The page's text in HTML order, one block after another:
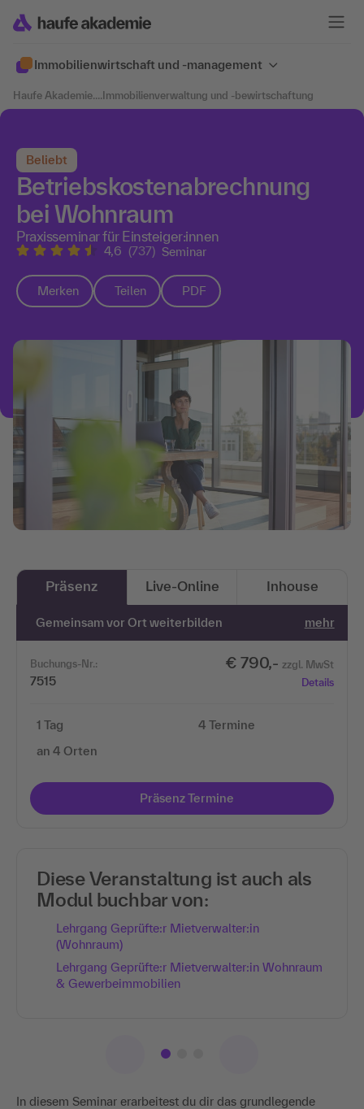
Immobilien­wirtschaft und -management
Haufe Akademie....Immobilienverwaltung und -bewirtschaftung
Beliebt
Betriebskostenabrechnung
bei Wohnraum
Praxisseminar für Einsteiger:innen
4,6 (737) Seminar
Merken Teilen PDF
In diesem Seminar erarbeitest du dir das grundlegende
Präsenz Live-Online Inhouse
Gemeinsam vor Ort weiterbilden mehr
Buchungs-Nr.:
7515
€ 790,- zzgl. MwSt
Details
1 Tag
an 4 Orten
4 Termine
Präsenz Termine
Diese Veranstaltung ist auch als
Modul buchbar von:
Lehrgang Geprüfte:r Mietverwalter:in
(Wohnraum)
Lehrgang Geprüfte:r Mietverwalter:in Wohnraum
& Gewerbeimmobilien